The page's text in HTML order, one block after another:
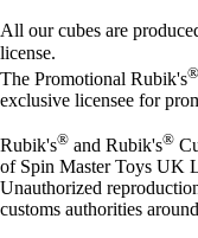
All our cubes are
license.
The Promotional Rubik's®
exclusive licensee for
Rubik's® and Rubik's®
of Spin Master Toys UK
Unauthorized
customs authorities